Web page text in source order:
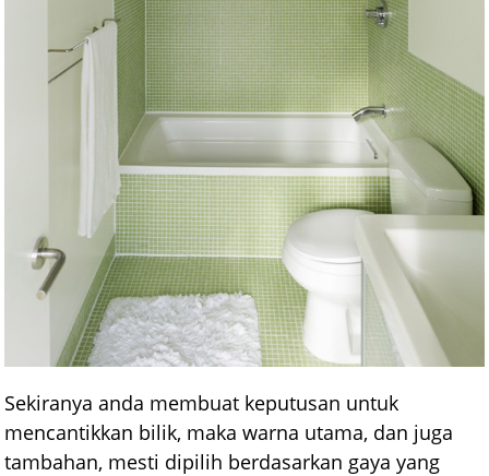
Sekiranya anda membuat keputusan untuk
mencantikkan bilik, maka warna utama, dan juga
tambahan, mesti dipilih berdasarkan gaya yang